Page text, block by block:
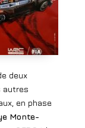
deux
autres
en phase
Monte-